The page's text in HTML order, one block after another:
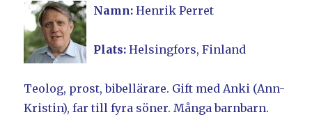
Namn: Henrik Perret
Plats: Helsingfors, Finland
Teolog, prost, bibellärare. Gift med Anki (Ann-
Kristin), far till fyra söner. Många barnbarn.